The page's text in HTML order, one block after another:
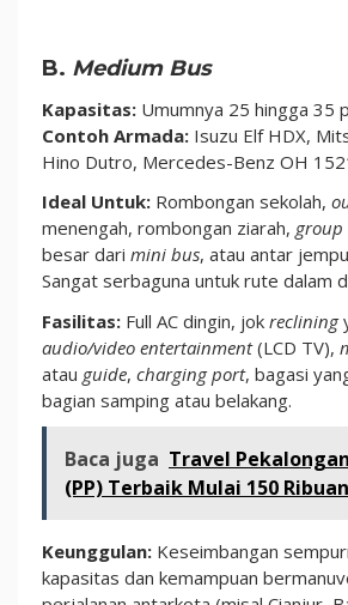
B. Medium Bus
Kapasitas: Umumnya 25 hingga 35
Contoh Armada: Isuzu Elf HDX,
Hino Dutro, Mercedes-Benz OH
Ideal Untuk: Rombongan sekolah,
menengah, rombongan ziarah,
besar dari mini bus, atau antar
Sangat serbaguna untuk rute dalam
Fasilitas: Full AC dingin, jok reclining
audio/video entertainment(LCD TV),
atau guide, charging port, bagasi
bagian samping atau belakang.
Baca juga Travel
(PP) Terbaik Mulai 150 Ribuan
Keunggulan: Keseimbangan
kapasitas dan kemampuan